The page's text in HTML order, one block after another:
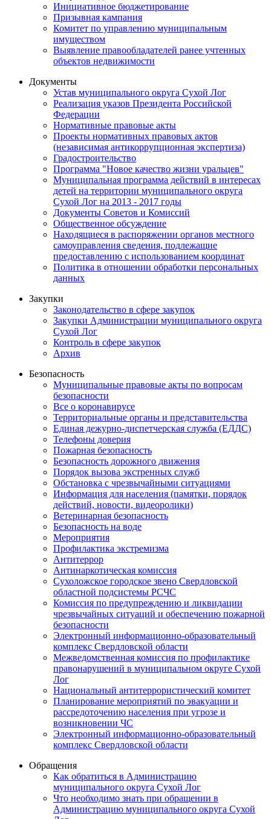
Инициативное бюджетирование
Призывная кампания
Комитет по управлению муниципальным
имуществом
Выявление правообладателей ранее учтенных
объектов недвижимости
Документы
Устав муниципального округа Сухой Лог
Реализация указов Президента Российской
Федерации
Нормативные правовые акты
Проекты нормативных правовых актов
(независимая антикоррупционная экспертиза)
Градостроительство
Программа "Новое качество жизни уральцев"
Муниципальная программа действий в интересах
детей на территории муниципального округа
Сухой Лог на 2013 - 2017 годы
Документы Советов и Комиссий
Общественное обсуждение
Находящиеся в распоряжении органов местного
самоуправления сведения, подлежащие
предоставлению с использованием координат
Политика в отношении обработки персональных
данных
Закупки
Законодательство в сфере закупок
Закупки Администрации муниципального округа
Сухой Лог
Контроль в сфере закупок
Архив
Безопасность
Муниципальные правовые акты по вопросам
безопасности
Все о коронавирусе
Территориальные органы и представительства
Единая дежурно-диспетчерская служба (ЕДДС)
Телефоны доверия
Пожарная безопасность
Безопасность дорожного движения
Порядок вызова экстренных служб
Обстановка с чрезвычайными ситуациями
Информация для населения (памятки, порядок
действий, новости, видеоролики)
Ветеринарная безопасность
Безопасность на воде
Мероприятия
Профилактика экстремизма
Антитеррор
Антинаркотическая комиссия
Сухоложское городское звено Свердловской
областной подсистемы РСЧС
Комиссия по предупреждению и ликвидации
чрезвычайных ситуаций и обеспечению пожарной
безопасности
Электронный информационно-образовательный
комплекс Cвердловской области
Межведомственная комиссия по профилактике
правонарушений в муниципальном округе Сухой
Лог
Национальный антитеррористический комитет
Планирование мероприятий по эвакуации и
рассредоточению населения при угрозе и
возникновении ЧС
Электронный информационно-образовательный
комплекс Свердловской области
Обращения
Как обратиться в Администрацию
муниципального округа Сухой Лог
Что необходимо знать при обращении в
Администрацию муниципального округа Сухой